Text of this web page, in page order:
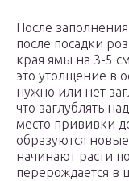
После
после посадки
края ямы на 3-5
это утолщение в
нужно или нет
что заглублять
место прививки
образуются
начинают расти
перерождается в